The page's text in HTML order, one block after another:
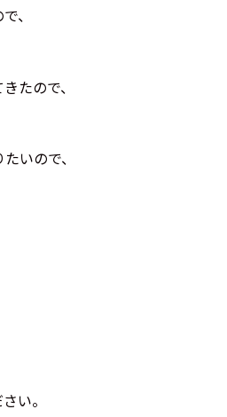
、
たので、
いので、
い。